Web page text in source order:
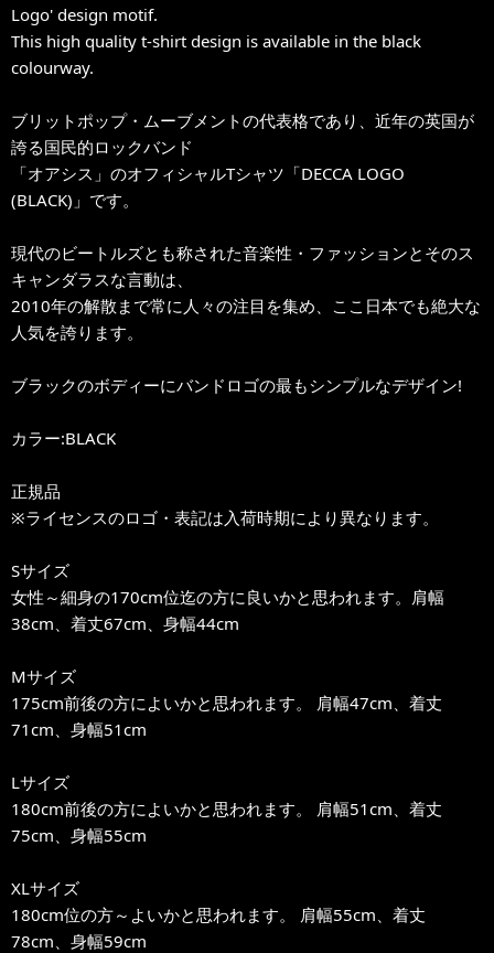
Logo' design motif.
This high quality t-shirt design is available in the black
colourway.
ブリットポップ・ムーブメントの代表格であり、近年の英国が
誇る国民的ロックバンド
「オアシス」のオフィシャルTシャツ「DECCA LOGO
(BLACK)」です。
現代のビートルズとも称された音楽性・ファッションとそのス
キャンダラスな言動は、
2010年の解散まで常に人々の注目を集め、ここ日本でも絶大な
人気を誇ります。
ブラックのボディーにバンドロゴの最もシンプルなデザイン!
カラー:BLACK
正規品
※ライセンスのロゴ・表記は入荷時期により異なります。
Sサイズ
女性～細身の170cm位迄の方に良いかと思われます。肩幅
38cm、着丈67cm、身幅44cm
Mサイズ
175cm前後の方によいかと思われます。 肩幅47cm、着丈
71cm、身幅51cm
Lサイズ
180cm前後の方によいかと思われます。 肩幅51cm、着丈
75cm、身幅55cm
XLサイズ
180cm位の方～よいかと思われます。 肩幅55cm、着丈
78cm、身幅59cm